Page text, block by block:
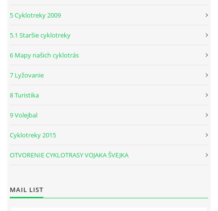
5 Cyklotreky 2009
5.1 Staršie cyklotreky
6 Mapy našich cyklotrás
7 Lyžovanie
8 Turistika
9 Volejbal
Cyklotreky 2015
OTVORENIE CYKLOTRASY VOJAKA ŠVEJKA
MAIL LIST